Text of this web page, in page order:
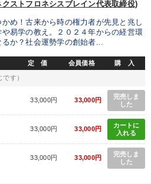
クストフロネシスブレイン代表取締役)
め！古来から時の権力者が先見と兆し
易学の教え。２０２４年からの経営環
か？社会運勢学の創始者...
定 価 会員価格 購 入
す）
33,000円 33,000円
完売しま
した
33,000円 33,000円
カートに
入れる
33,000円 33,000円
完売しま
した